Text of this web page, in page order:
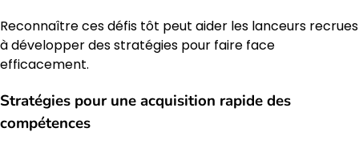
Reconnaître ces défis tôt peut aider les lanceurs recrues
à développer des stratégies pour faire face
efficacement.
Stratégies pour une acquisition rapide des
compétences